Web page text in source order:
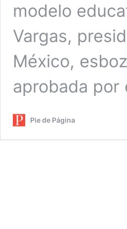
modelo
Vargas,
México,
aprobada por
Pie de Página